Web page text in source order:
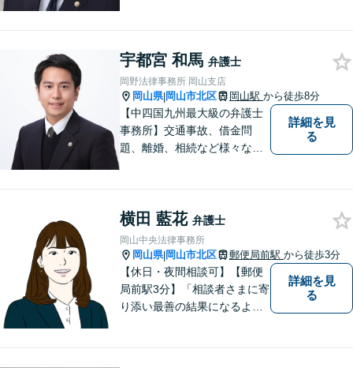
相談ください。依頼者さまの
サポートができるよう努めて
まいります。
宇都宮 和馬 弁護士
岡野法律事務所 岡山支店
岡山県|岡山市北区 岡山駅 から徒歩8分
【中四国九州最大級の弁護士
事務所】交通事故、借金問
題、離婚、相続など様々な問
い！
詳細を見
る
横田 藍花 弁護士
岡山中央法律事務所
岡山県|岡山市北区 郵便局前駅 から徒歩3分
【休日・夜間相談可】【郵便
局前駅3分】「相談者さまに寄
り添い最善の結果になるよう
詳細を見
る